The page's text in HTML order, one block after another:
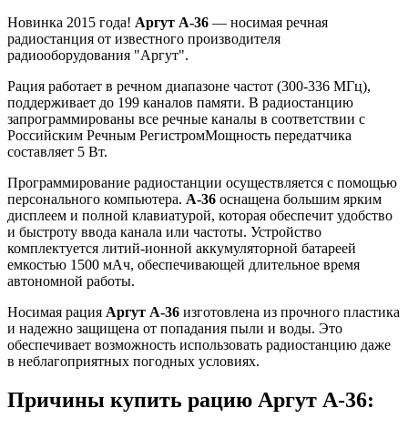
Новинка 2015 года! Аргут А-36 — носимая речная
радиостанция от известного производителя
радиооборудования "Аргут".
Рация работает в речном диапазоне частот (300-336 МГц),
поддерживает до 199 каналов памяти. В радиостанцию
запрограммированы все речные каналы в соответствии с
Российским Речным РегистромМощность передатчика
составляет 5 Вт.
Программирование радиостанции осуществляется с помощью
персонального компьютера. А-36 оснащена большим ярким
дисплеем и полной клавиатурой, которая обеспечит удобство
и быстроту ввода канала или частоты. Устройство
комплектуется литий-ионной аккумуляторной батареей
емкостью 1500 мАч, обеспечивающей длительное время
автономной работы.
Носимая рация Аргут А-36 изготовлена из прочного пластика
и надежно защищена от попадания пыли и воды. Это
обеспечивает возможность использовать радиостанцию даже
в неблагоприятных погодных условиях.
Причины купить рацию Аргут А-36: